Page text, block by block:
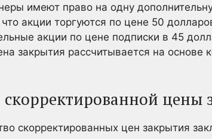
имеют право на одну
акции торгуются по цене 50
акции по цене подписки в 45
закрытия рассчитывается на
цены
скорректированных цен закрытия